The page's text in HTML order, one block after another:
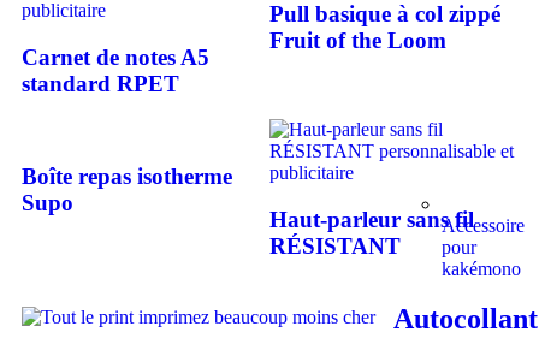
Accessoire
pour
kakémono
Autocollant
Carnet de notes A5
standard RPET
Pull basique à col zippé
Fruit of the Loom
Boîte repas isotherme
Supo
Haut-parleur sans fil
RÉSISTANT